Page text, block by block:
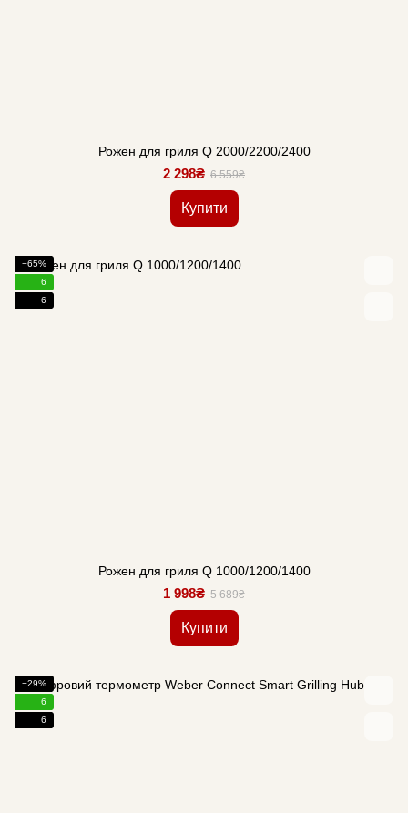
Рожен для гриля Q 2000/2200/2400
2 298₴ 6 559₴
Купити
−65%
6
6
Рожен для гриля Q 1000/1200/1400
1 998₴ 5 689₴
Купити
−29%
6
6